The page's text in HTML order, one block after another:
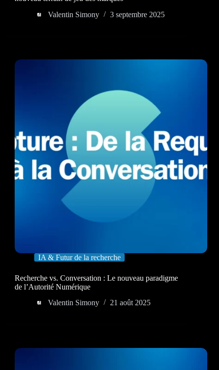
Valentin Simony
3 septembre 2025
IA & Futur de la recherche
Recherche vs. Conversation : Le nouveau paradigme
de l’Autorité Numérique
Valentin Simony
21 août 2025